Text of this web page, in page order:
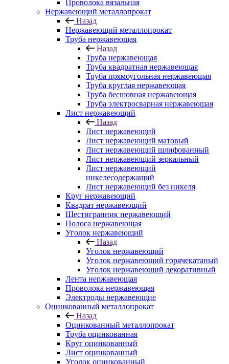
Проволока вязальная
Нержавеющий металлопрокат
Назад
Нержавеющий металлопрокат
Труба нержавеющая
Назад
Труба нержавеющая
Труба квадратная нержавеющая
Труба прямоугольная нержавеющая
Труба круглая нержавеющая
Труба бесшовная нержавеющая
Труба электросварная нержавеющая
Лист нержавеющий
Назад
Лист нержавеющий
Лист нержавеющий матовый
Лист нержавеющий шлифованный
Лист нержавеющий зеркальный
Лист нержавеющий
никелесодержащий
Лист нержавеющий без никеля
Круг нержавеющий
Квадрат нержавеющий
Шестигранник нержавеющий
Полоса нержавеющая
Уголок нержавеющий
Назад
Уголок нержавеющий
Уголок нержавеющий горячекатаный
Уголок нержавеющий декоративный
Лента нержавеющая
Проволока нержавеющая
Электроды нержавеющие
Оцинкованный металлопрокат
Назад
Оцинкованный металлопрокат
Труба оцинкованная
Круг оцинкованный
Лист оцинкованный
Уголок оцинкованный